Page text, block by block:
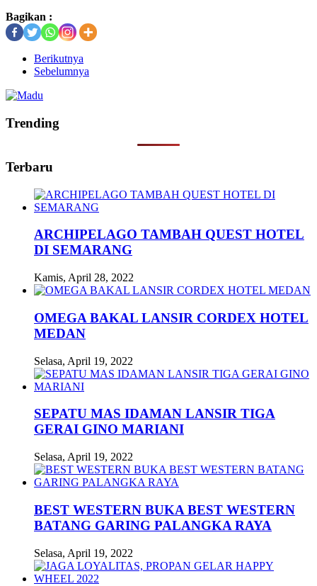
Bagikan :
Berikutnya
Sebelumnya
Trending
Terbaru
ARCHIPELAGO TAMBAH QUEST HOTEL
DI SEMARANG
Kamis, April 28, 2022
OMEGA BAKAL LANSIR CORDEX HOTEL
MEDAN
Selasa, April 19, 2022
SEPATU MAS IDAMAN LANSIR TIGA
GERAI GINO MARIANI
Selasa, April 19, 2022
BEST WESTERN BUKA BEST WESTERN
BATANG GARING PALANGKA RAYA
Selasa, April 19, 2022